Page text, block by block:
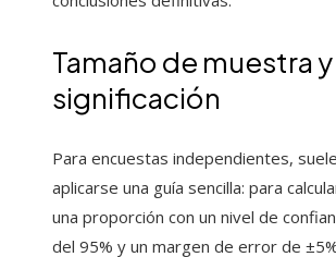
Tamaño de muestra y
significación
Para encuestas independientes, suele
aplicarse una guía sencilla: para
una proporción con un nivel de
del 95% y un margen de error de